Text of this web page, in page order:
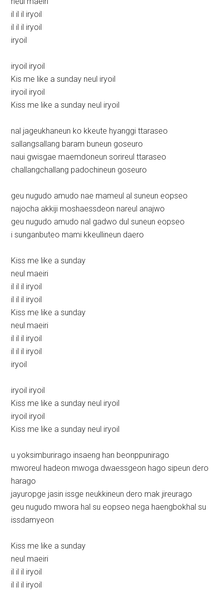
il il il iryoil
il il il iryoil
iryoil
iryoil iryoil
Kis me like a sunday neul iryoil
iryoil iryoil
Kiss me like a sunday neul iryoil
nal jageukhaneun ko kkeute hyanggi ttaraseo
sallangsallang baram buneun goseuro
naui gwisgae maemdoneun sorireul ttaraseo
challangchallang padochineun goseuro
geu nugudo amudo nae mameul al suneun eopseo
najocha akkiji moshaessdeon nareul anajwo
geu nugudo amudo nal gadwo dul suneun eopseo
i sunganbuteo mami kkeullineun daero
Kiss me like a sunday
neul maeiri
il il il iryoil
il il il iryoil
Kiss me like a sunday
neul maeiri
il il il iryoil
il il il iryoil
iryoil
iryoil iryoil
Kiss me like a sunday neul iryoil
iryoil iryoil
Kiss me like a sunday neul iryoil
u yoksimburirago insaeng han beonppunirago
mworeul hadeon mwoga dwaessgeon hago sipeun dero
harago
jayuropge jasin issge neukkineun dero mak jireurago
geu nugudo mwora hal su eopseo nega haengbokhal su
issdamyeon
Kiss me like a sunday
neul maeiri
il il il iryoil
il il il iryoil